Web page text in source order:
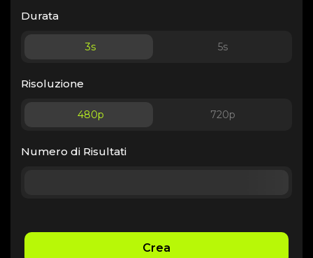
Durata
3s 5s
Risoluzione
480p 720p
Numero di Risultati
Crea